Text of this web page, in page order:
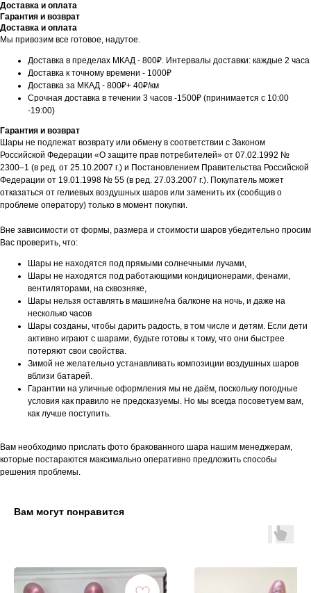
Доставка и оплата
Гарантия и возврат
Доставка и оплата
Мы привозим все готовое, надутое.
Доставка в пределах МКАД - 800₽. Интервалы доставки: каждые 2 часа
Доставка к точному времени - 1000₽
Доставка за МКАД - 800₽+ 40₽/км
Срочная доставка в течении 3 часов -1500₽ (принимается с 10:00
-19:00)
Гарантия и возврат
Шары не подлежат возврату или обмену в соответствии с Законом
Российской Федерации «О защите прав потребителей» от 07.02.1992 №
2300–1 (в ред. от 25.10.2007 г.) и Постановлением Правительства Российской
Федерации от 19.01.1998 № 55 (в ред. 27.03.2007 г.). Покупатель может
отказаться от гелиевых воздушных шаров или заменить их (сообщив о
проблеме оператору) только в момент покупки.
Вне зависимости от формы, размера и стоимости шаров убедительно просим
Вас проверить, что:
Шары не находятся под прямыми солнечными лучами,
Шары не находятся под работающими кондиционерами, фенами,
вентиляторами, на сквозняке,
Шары нельзя оставлять в машине/на балконе на ночь, и даже на
несколько часов
Шары созданы, чтобы дарить радость, в том числе и детям. Если дети
активно играют с шарами, будьте готовы к тому, что они быстрее
потеряют свои свойства.
Зимой не желательно устанавливать композиции воздушных шаров
вблизи батарей.
Гарантии на уличные оформления мы не даём, поскольку погодные
условия как правило не предсказуемы. Но мы всегда посоветуем вам,
как лучше поступить.
Вам необходимо прислать фото бракованного шара нашим менеджерам,
которые постараются максимально оперативно предложить способы
решения проблемы.
Вам могут понравится